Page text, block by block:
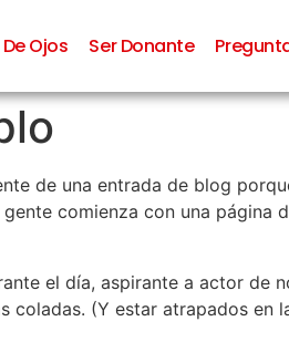
Ojos Ser Donante
de una entrada de blog
comienza con una
el día, aspirante a actor
coladas. (Y estar atrapados en